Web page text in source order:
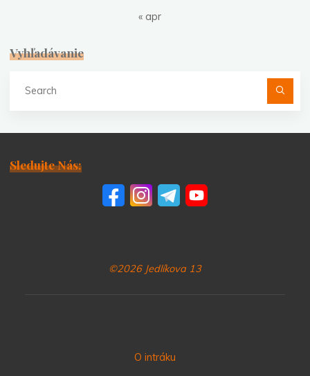
« apr
Vyhľadávanie
Sledujte Nás:
©2026 Jedlíkova 13
O intráku